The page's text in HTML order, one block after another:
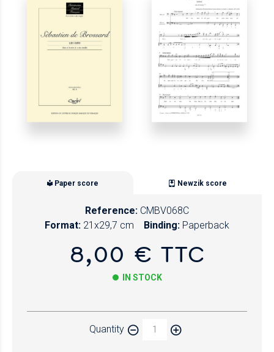
Paper score Newzik score
Reference: CMBV068C
Format: 21x29,7 cm Binding: Paperback
8,00 € TTC
IN STOCK
Quantity